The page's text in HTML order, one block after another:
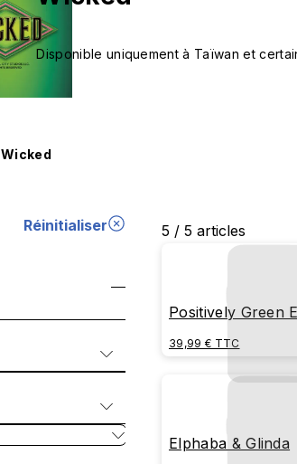
Disponible uniquement à Taïwan et
Wicked
Réinitialiser 5 / 5 articles
Positively Green
39,99 € TTC
Elphaba & Glinda